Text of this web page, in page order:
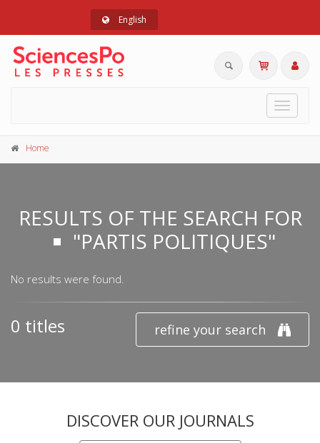
English
Toggle
Home
RESULTS OF THE SEARCH FOR
"PARTIS POLITIQUES"
No results were found.
refine your search
0 titles
DISCOVER OUR JOURNALS